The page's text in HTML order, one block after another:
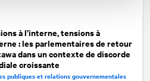
à l’interne, tensions à
: les parlementaires de retour
dans un contexte de discorde
croissante
publiques et relations gouvernementales